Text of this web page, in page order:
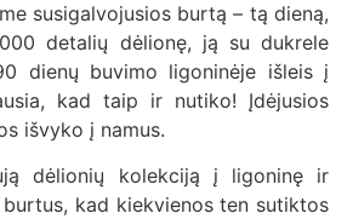
susigalvojusios burtą – tą dieną,
detalių dėlionę, ją su dukrele
dienų buvimo ligoninėje išleis į
kad taip ir nutiko! Įdėjusios
išvyko į namus.
dėlionių kolekciją į ligoninę ir
burtus, kad kiekvienos ten sutiktos